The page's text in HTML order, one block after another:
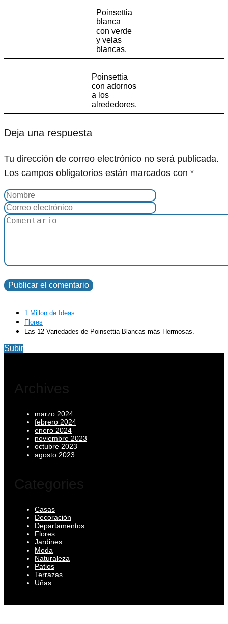
Poinsettia
blanca
con verde
y velas
blancas.
Poinsettia
con adornos
a los
alrededores.
Deja una respuesta
Tu dirección de correo electrónico no será publicada.
Los campos obligatorios están marcados con *
1 Millon de Ideas
Flores
Las 12 Variedades de Poinsettia Blancas más Hermosas.
Subir
Archives
marzo 2024
febrero 2024
enero 2024
noviembre 2023
octubre 2023
agosto 2023
Categories
Casas
Decoración
Departamentos
Flores
Jardines
Moda
Naturaleza
Patios
Terrazas
Uñas